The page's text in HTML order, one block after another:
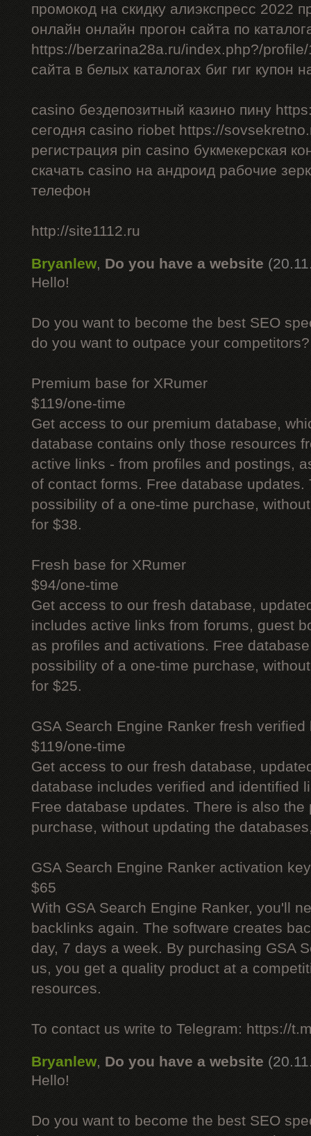
промокод на скидку алиэкспресс 2022
онлайн онлайн прогон сайта по
https://berzarina28a.ru/index.php?/
сайта в белых каталогах биг гиг купон
casino бездепозитный казино пину
сегодня casino riobet https://
регистрация pin casino букмекерская
скачать casino на андроид рабочие
телефон
http://site1112.ru
Bryanlew, Do you have a website
Hello!
Do you want to become the best SEO
do you want to outpace your competitors?
Premium base for XRumer
$119/one-time
Get access to our premium database,
database contains only those resources
active links - from profiles and postings,
of contact forms. Free database updates.
possibility of a one-time purchase,
for $38.
Fresh base for XRumer
$94/one-time
Get access to our fresh database,
includes active links from forums, guest
as profiles and activations. Free
possibility of a one-time purchase,
for $25.
GSA Search Engine Ranker fresh verified
$119/one-time
Get access to our fresh database,
database includes verified and identified
Free database updates. There is also
purchase, without updating the
GSA Search Engine Ranker activation key
$65
With GSA Search Engine Ranker, you'll
backlinks again. The software creates
day, 7 days a week. By purchasing GSA
us, you get a quality product at a
resources.
To contact us write to Telegram: https://
Bryanlew, Do you have a website
Hello!
Do you want to become the best SEO